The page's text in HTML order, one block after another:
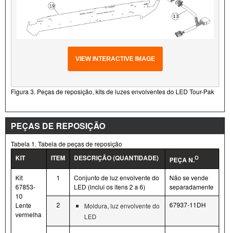
VIEW INTERACTIVE IMAGE
Figura 3. Peças de reposição, kits de luzes envolventes do LED Tour- Pak
PEÇAS DE REPOSIÇÃO
Tabela 1. Tabela de peças de reposição
KIT ITEM DESCRIÇÃO (QUANTIDADE) PEÇA N.O
Kit
67853-
10
Lente
vermelha
1
Conjunto de luz envolvente do
LED (inclui os itens 2 a 6)
Não se vende
separadamente
2
Moldura, luz envolvente do
LED
67937-11DH